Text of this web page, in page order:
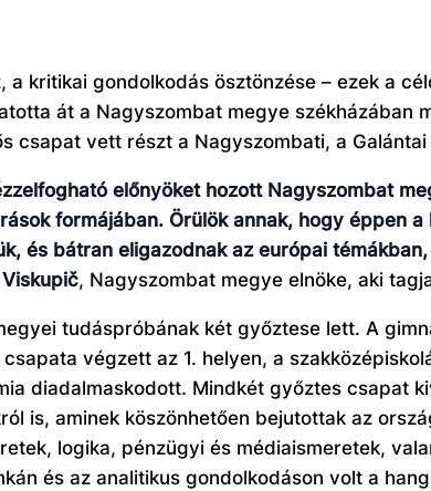
a kritikai gondolkodás ösztönzése – ezek a
át a Nagyszombat megye székházában
csapat vett részt a Nagyszombati, a
előnyöket hozott Nagyszombat
formájában. Örülök annak, hogy éppen a
és bátran eligazodnak az európai
, Nagyszombat megye elnöke, aki
tudáspróbának két győztese lett. A
végzett az 1. helyen, a
diadalmaskodott. Mindkét győztes csapat
is, aminek köszönhetően bejutottak az
logika, pénzügyi és médiaismeretek,
és az analitikus gondolkodáson volt a